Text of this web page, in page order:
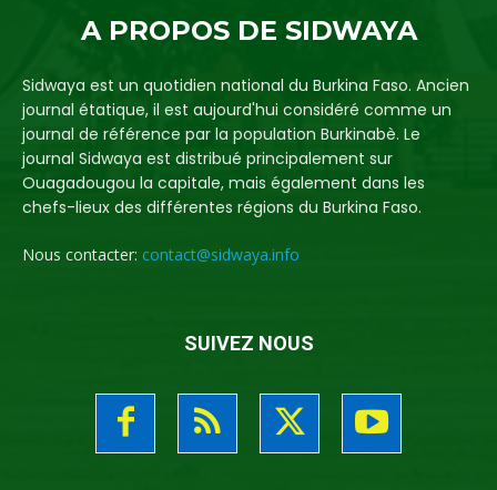
A PROPOS DE SIDWAYA
Sidwaya est un quotidien national du Burkina Faso. Ancien
journal étatique, il est aujourd'hui considéré comme un
journal de référence par la population Burkinabè. Le
journal Sidwaya est distribué principalement sur
Ouagadougou la capitale, mais également dans les
chefs-lieux des différentes régions du Burkina Faso.
Nous contacter: contact@sidwaya.info
SUIVEZ NOUS